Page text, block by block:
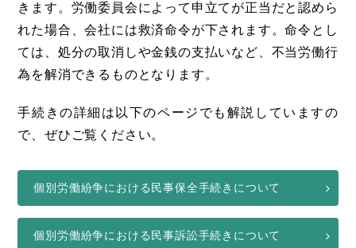
きます。労働委員会によって申立てが正当だと認めら
れた場合、会社には救済命令が下されます。命令とし
ては、処分の取消しや金銭の支払いなど、不当労働行
為を解消できるものとなります。
手続きの詳細は以下のページでも解説していますの
で、ぜひご覧ください。
個別労働紛争における民事保全手続きについて
個別労働紛争における民事訴訟手続きについて